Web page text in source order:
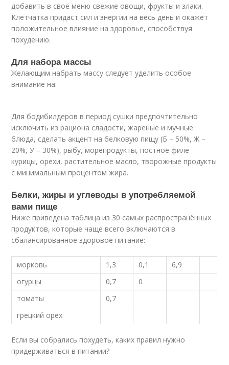
добавить в своё меню свежие овощи, фрукты и злаки.
Клетчатка придаст сил и энергии на весь день и окажет
положительное влияние на здоровье, способствуя
похудению.
Для набора массы
Желающим набрать массу следует уделить особое
внимание на:
Для бодибилдеров в период сушки предпочтительно
исключить из рациона сладости, жареные и мучные
блюда, сделать акцент на белковую пищу (Б – 50%, Ж –
20%, У – 30%), рыбу, морепродукты, постное филе
курицы, орехи, растительное масло, творожные продукты
с минимальным процентом жира.
Белки, жиры и углеводы в употребляемой
вами пище
Ниже приведена таблица из 30 самых распространённых
продуктов, которые чаще всего включаются в
сбалансированное здоровое питание:
морковь 1,3 0,1
6,9
огурцы
0,7
0
томаты
0,7
грецкий орех
Если вы собрались похудеть, каких правил нужно
придерживаться в питании?